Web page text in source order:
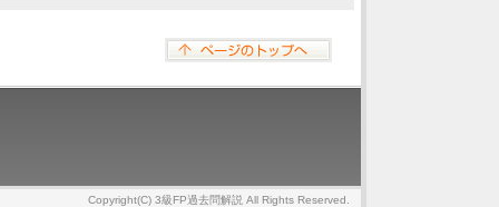
Copyright(C) 3級FP過去問解説 All Rights Reserved.